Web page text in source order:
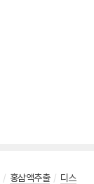
/ 홍삼액추출 / 디스